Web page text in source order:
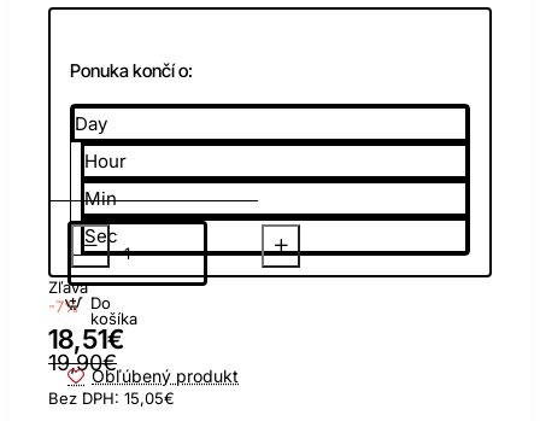
Ponuka končí o:
Day
Hour
Min
Sec
Zľava
-7%
18,51€
19,90€
Bez DPH: 15,05€
Do
košíka
Obľúbený produkt